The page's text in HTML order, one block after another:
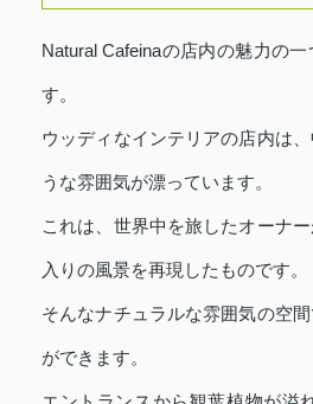
Natural Cafeinaの店内の魅力の
す。
ウッディなインテリアの店内は
うな雰囲気が漂っています。
これは、世界中を旅したオーナ
入りの風景を再現したものです。
そんなナチュラルな雰囲気の空
ができます。